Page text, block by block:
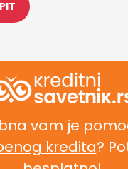
vam je
kredita?